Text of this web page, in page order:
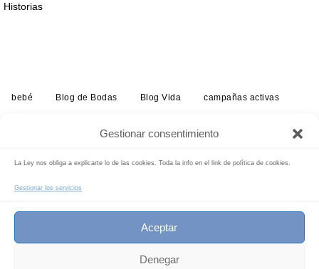
Gestionar consentimiento
La Ley nos obliga a explicarte lo de las cookies. Toda la info en el link de política de cookies.
Gestionar los servicios
Aceptar
Denegar
Historias
bebé Blog de Bodas Blog Vida campañas activas
estudio infantil
tarifas
Buscar
c/ Sto. Domingo Savio, 79 dupl. 46019 VALENCIA